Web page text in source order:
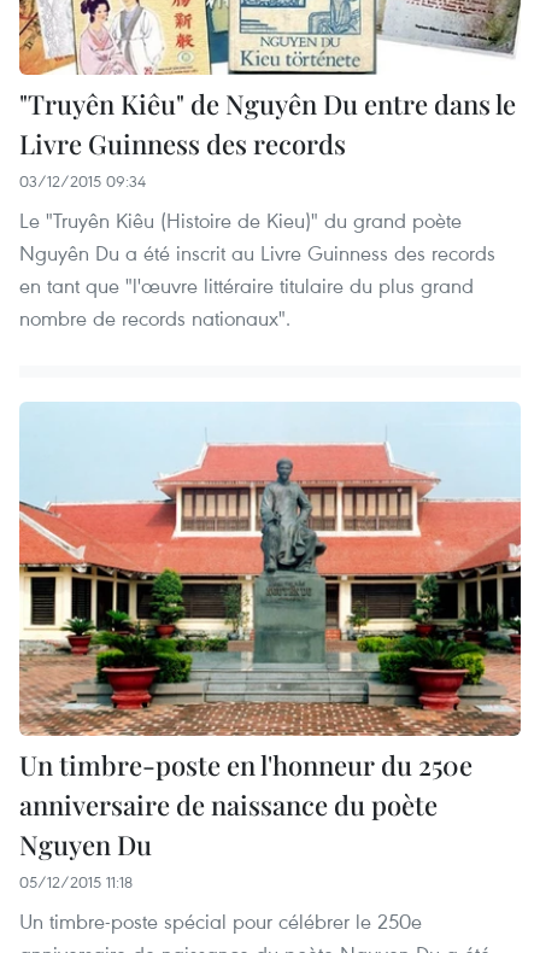
"Truyên Kiêu" de Nguyên Du entre dans le
Livre Guinness des records
03/12/2015 09:34
Le "Truyên Kiêu (Histoire de Kieu)" du grand poète
Nguyên Du a été inscrit au Livre Guinness des records
en tant que "l'œuvre littéraire titulaire du plus grand
nombre de records nationaux".
Un timbre-poste en l'honneur du 250e
anniversaire de naissance du poète
Nguyen Du
05/12/2015 11:18
Un timbre-poste spécial pour célébrer le 250e